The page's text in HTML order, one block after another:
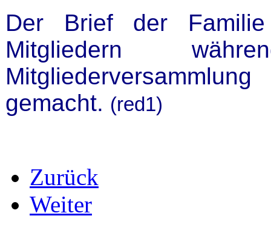
Der Brief der
Mitgliedern
gemacht. (red1)
Zurück
Weiter